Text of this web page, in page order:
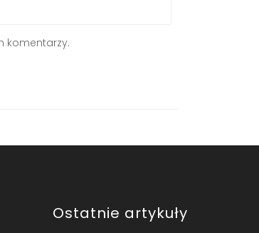
komentarzy.
Ostatnie artykuły